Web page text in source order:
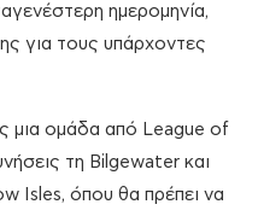
ημερομηνία,
για τους υπάρχοντες
μια ομάδα από League of
τη Bilgewater και
Isles, όπου θα πρέπει να